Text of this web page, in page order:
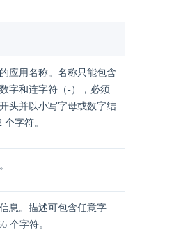
应用名称。名称只能包含
字和连字符（-），必须
头并以小写字母或数字结
个字符。
息。描述可包含任意字
个字符。